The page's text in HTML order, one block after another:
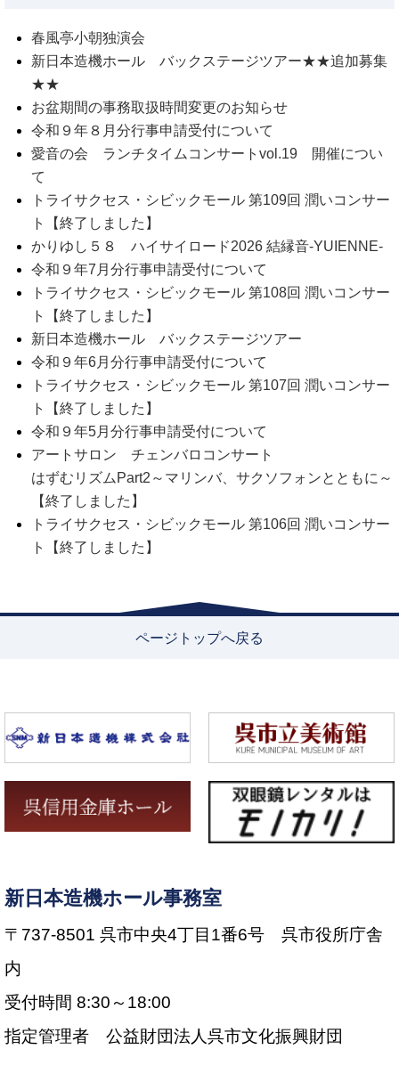
春風亭小朝独演会
新日本造機ホール バックステージツアー★★追加募集
★★
お盆期間の事務取扱時間変更のお知らせ
令和９年８月分行事申請受付について
愛音の会 ランチタイムコンサートvol.19 開催につい
て
トライサクセス・シビックモール 第109回 潤いコンサー
ト【終了しました】
かりゆし５８ ハイサイロード2026 結縁音-YUIENNE-
令和９年7月分行事申請受付について
トライサクセス・シビックモール 第108回 潤いコンサー
ト【終了しました】
新日本造機ホール バックステージツアー
令和９年6月分行事申請受付について
トライサクセス・シビックモール 第107回 潤いコンサー
ト【終了しました】
令和９年5月分行事申請受付について
アートサロン チェンバロコンサート
はずむリズムPart2～マリンバ、サクソフォンとともに～
【終了しました】
トライサクセス・シビックモール 第106回 潤いコンサー
ト【終了しました】
ページトップへ戻る
新日本造機ホール事務室
〒737-8501 呉市中央4丁目1番6号 呉市役所庁舎
内
受付時間 8:30～18:00
指定管理者 公益財団法人呉市文化振興財団